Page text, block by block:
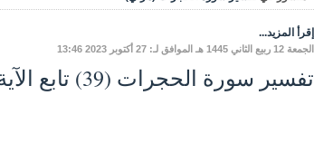
إقرأ المزيد...
الجمعة 12 ربيع الثاني 1445 هـ الموافق لـ: 27 أكتوبر 2023 13:46
تفسير سورة الحجرات (39) تابع الآية: 15